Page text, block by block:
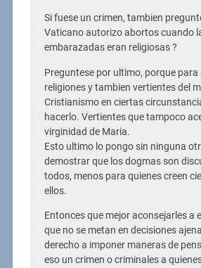
Si fuese un crimen, tambien
Vaticano autorizo abortos cuando
embarazadas eran religiosas ?
Preguntese por ultimo, porque para
religiones y tambien vertientes del
Cristianismo en ciertas
hacerlo. Vertientes que tampoco
virginidad de Maria.
Esto ultimo lo pongo sin ninguna
demostrar que los dogmas son
todos, menos para quienes creen
ellos.
Entonces que mejor aconsejarles a
que no se metan en decisiones
derecho a imponer maneras de
eso un crimen o criminales a